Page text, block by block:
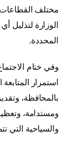
مختلف القطاعات
الوزارة لتذليل
المحددة.
وفي ختام
استمرار
بالمحافظة،
ومستدامة،
والسياحية التي